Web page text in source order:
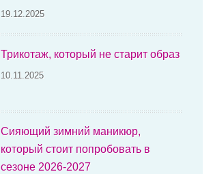
19.12.2025
Трикотаж, который не старит образ
10.11.2025
Сияющий зимний маникюр,
который стоит попробовать в
сезоне 2026-2027